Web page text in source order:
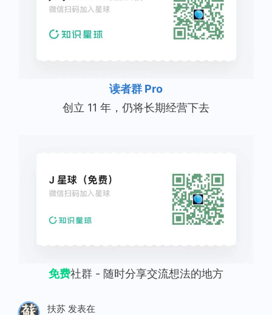
读者群 Pro
创立 11 年，仍将长期经营下去
免费社群 - 随时分享交流想法的地方
扶苏发表在